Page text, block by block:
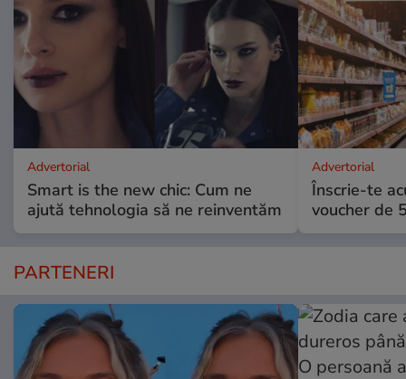
Advertorial
Smart is the new chic: Cum ne
ajută tehnologia să ne reinventăm
Advertorial
Înscrie-te
voucher de
PARTENERI